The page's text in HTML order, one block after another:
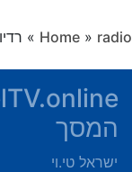
Home » radio
»
המסך
ישראל טי.וי